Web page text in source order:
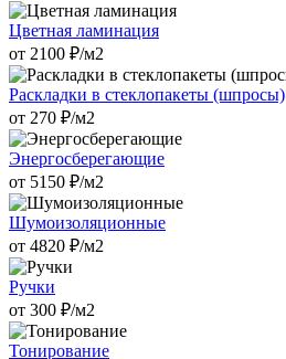
Цветная ламинация
от 2100 ₽/м2
Раскладки в стеклопакеты (шпросы)
от 270 ₽/м2
Энергосберегающие
от 5150 ₽/м2
Шумоизоляционные
от 4820 ₽/м2
Ручки
от 300 ₽/м2
Тонирование